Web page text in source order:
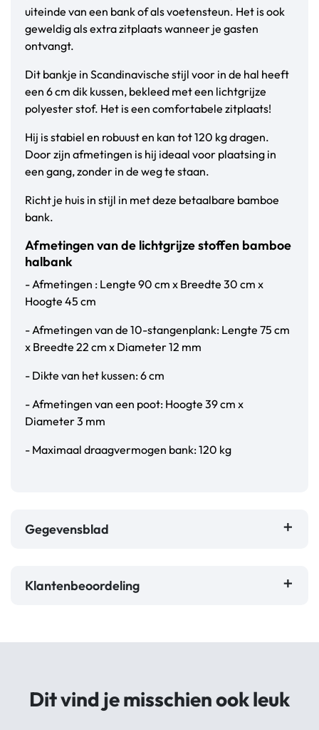
uiteinde van een bank of als voetensteun. Het is ook
geweldig als extra zitplaats wanneer je gasten
ontvangt.
Dit bankje in Scandinavische stijl voor in de hal heeft
een 6 cm dik kussen, bekleed met een lichtgrijze
polyester stof. Het is een comfortabele zitplaats!
Hij is stabiel en robuust en kan tot 120 kg dragen.
Door zijn afmetingen is hij ideaal voor plaatsing in
een gang, zonder in de weg te staan.
Richt je huis in stijl in met deze betaalbare bamboe
bank.
Afmetingen van de lichtgrijze stoffen bamboe
halbank
- Afmetingen : Lengte 90 cm x Breedte 30 cm x
Hoogte 45 cm
- Afmetingen van de 10-stangenplank: Lengte 75 cm
x Breedte 22 cm x Diameter 12 mm
- Dikte van het kussen: 6 cm
- Afmetingen van een poot: Hoogte 39 cm x
Diameter 3 mm
- Maximaal draagvermogen bank: 120 kg
Gegevensblad
Klantenbeoordeling
Dit vind je misschien ook leuk